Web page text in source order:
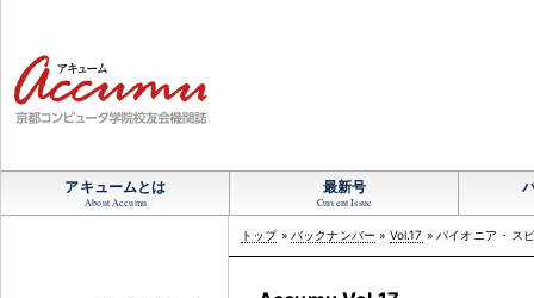
アキュームとは
About Accumu
最新号
Current Issue
トップ» バックナンバー » Vol.17 » パイオニア ・ ス